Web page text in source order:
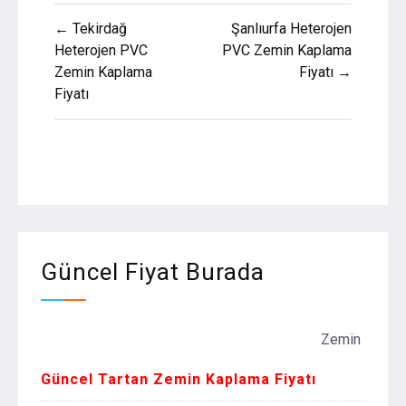
Yazı
gezinmesi
← Tekirdağ
Heterojen PVC
Zemin Kaplama
Fiyatı
Şanlıurfa Heterojen
PVC Zemin Kaplama
Fiyatı →
Güncel Fiyat Burada
Zemin Kaplama
Güncel Tartan Zemin Kaplama Fiyatı